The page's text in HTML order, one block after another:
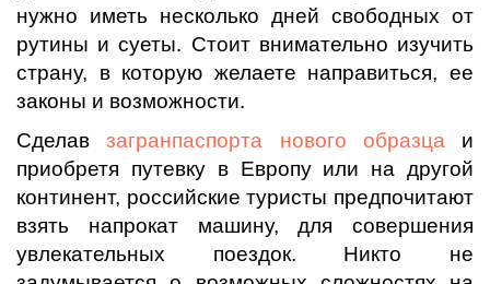
нужно иметь несколько дней свободных от
рутины и суеты. Стоит внимательно изучить
страну, в которую желаете направиться, ее
законы и возможности.
Сделавзагранпаспорта нового образца и
приобретя путевку в Европу или на другой
континент, российские туристы предпочитают
взять напрокат машину, для совершения
увлекательных поездок. Никто не